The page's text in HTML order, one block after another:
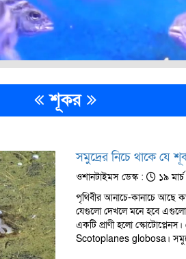
শূকর
সমুদ্রের নিচে থাকে যে
ওশানটাইমস ডেস্ক :
১৯
পৃথিবীর আনাচে-কানাচে আছে
যেগুলো দেখলে মনে হবে
একটি প্রাণী হলো
Scotoplanes globosa।